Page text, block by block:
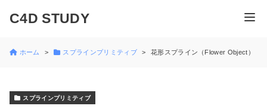
C4D STUDY
ホーム スプラインプリミティブ 花形スプライン（Flower Object）
スプラインプリミティブ